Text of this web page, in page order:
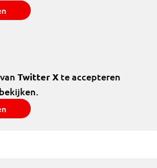
Twitter Xte accepteren